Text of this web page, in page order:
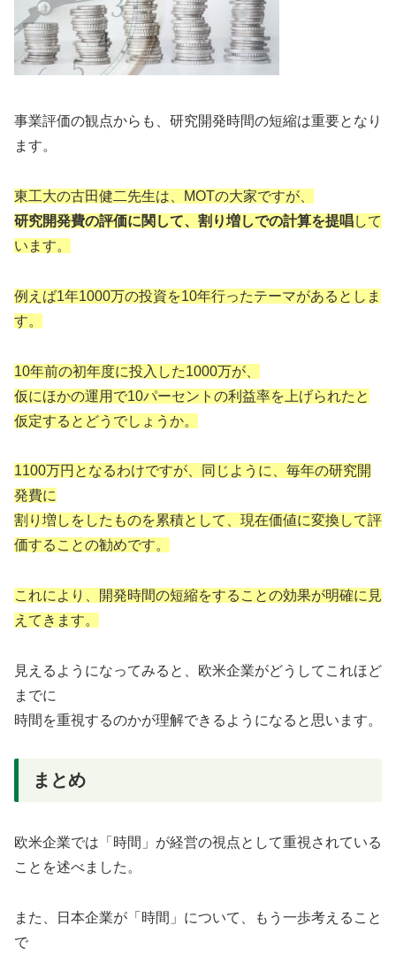
事業評価の観点からも、研究開発時間の短縮は重要となり
ます。
東工大の古田健二先生は、MOTの大家ですが、
研究開発費の評価に関して、割り増しでの計算を提唱して
います。
例えば1年1000万の投資を10年行ったテーマがあるとしま
す。
10年前の初年度に投入した1000万が、
仮にほかの運用で10パーセントの利益率を上げられたと
仮定するとどうでしょうか。
1100万円となるわけですが、同じように、毎年の研究開
発費に
割り増しをしたものを累積として、現在価値に変換して評
価することの勧めです。
これにより、開発時間の短縮をすることの効果が明確に見
えてきます。
見えるようになってみると、欧米企業がどうしてこれほど
までに
時間を重視するのかが理解できるようになると思います。
まとめ
欧米企業では「時間」が経営の視点として重視されている
ことを述べました。
また、日本企業が「時間」について、もう一歩考えること
で